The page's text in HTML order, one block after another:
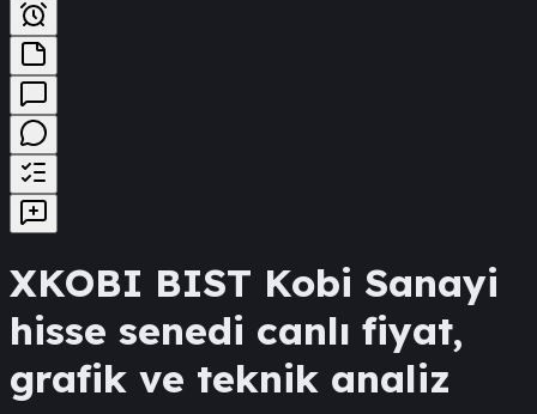
XKOBI BIST Kobi Sanayi
hisse senedi canlı fiyat,
grafik ve teknik analiz